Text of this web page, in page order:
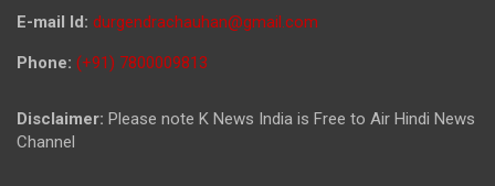
E-mail Id: durgendrachauhan@gmail.com
Phone: (+91) 7800009813
Disclaimer: Please note K News India is Free to Air Hindi News
Channel